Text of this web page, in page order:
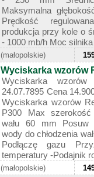
Maksymalna
Prędkość
produkcja przy kole o
- 1000 mb/h Moc
(małopolskie)
Wyciskarka wzorów
Wyciskarka wzorów
24.07.7895 Cena
Wyciskarka wzorów
P300 Max
wału 60 mm Posuw
wody do chłodzenia
Podłączę gazu
temperatury -Podajnik
(małopolskie)